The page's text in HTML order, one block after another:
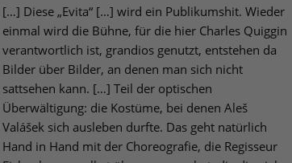
[…] Diese „Evita“ […] wird ein Publikumshit. Wieder
einmal wird die Bühne, für die hier Charles Quiggin
verantwortlich ist, grandios genutzt, entstehen da
Bilder über Bilder, an denen man sich nicht
sattsehen kann. […] Teil der optischen
Überwältigung: die Kostüme, bei denen Aleš
Valášek sich ausleben durfte. Das geht natürlich
Hand in Hand mit der Choreografie, die Regisseur